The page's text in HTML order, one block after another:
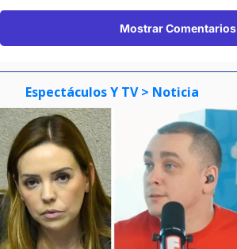
Mostrar Comentarios
Espectáculos Y TV > Noticia